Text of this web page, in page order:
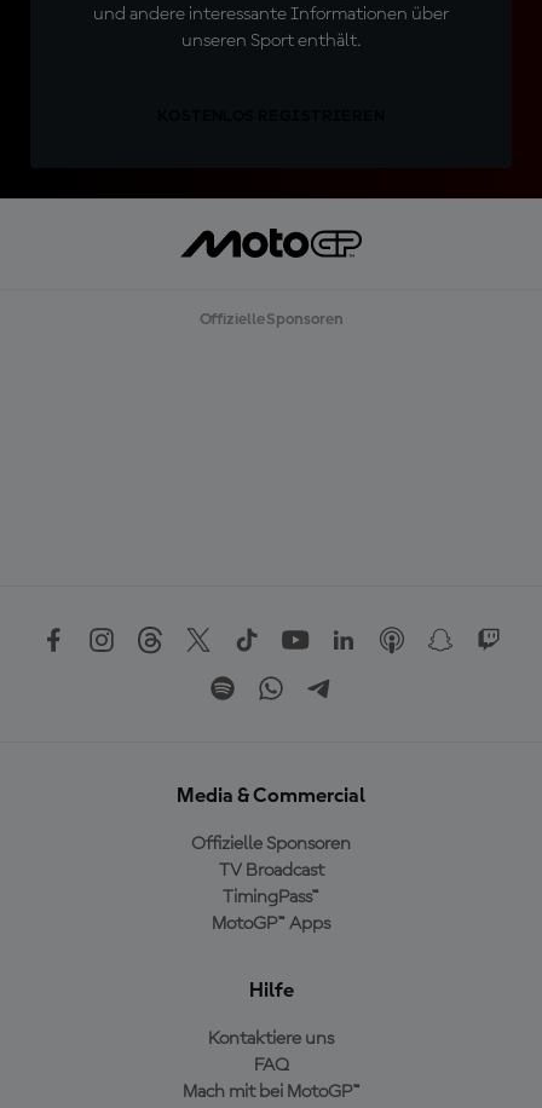
und andere interessante Informationen über
unseren Sport enthält.
Offizielle Sponsoren
Media & Commercial
Offizielle Sponsoren
TV Broadcast
TimingPass™
MotoGP™ Apps
Hilfe
Kontaktiere uns
FAQ
Mach mit bei MotoGP™